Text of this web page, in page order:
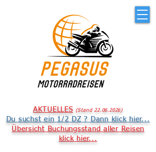
AKTUELLES (Stand 22.06.2026)
Du suchst ein 1/2 DZ ? Dann klick hier...
Übersicht Buchungsstand aller Reisen
klick hier...